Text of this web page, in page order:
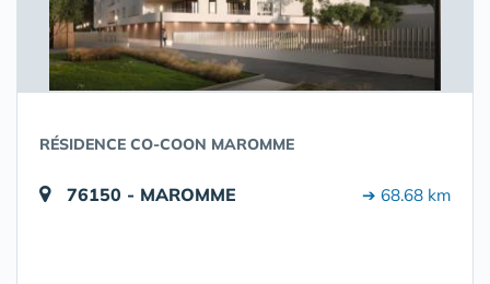
RÉSIDENCE CO-COON MAROMME
76150 - MAROMME ➔ 68.68 km